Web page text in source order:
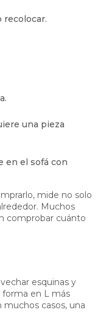
recolocar.
una pieza
en el sofá con
mide no solo
Muchos
comprobar cuánto
esquinas y
forma en L más
casos, una